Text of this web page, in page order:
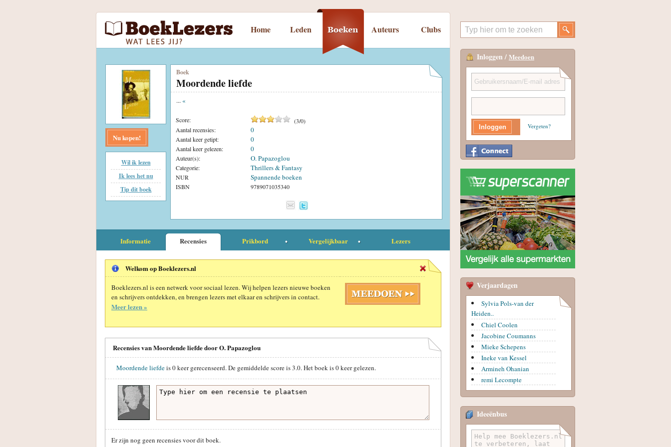
Home Leden Auteurs Clubs
Nu kopen!
Wil ik lezen
Ik lees het nu
Tip dit boek
Boek
Moordende liefde
... «
Score: (3/0)
Aantal recensies:
0
Aantal keer getipt: 0
Aantal keer gelezen: 0
Auteur(s): O. Papazoglou
Categorie: Thrillers & Fantasy
NUR Spannende boeken
ISBN 9789071035340
Informatie Recensies Prikbord Vergelijkbaar Lezers
Welkom op Boeklezers.nl
Boeklezers.nl is een netwerk voor sociaal lezen. Wij helpen lezers nieuwe boeken
en schrijvers ontdekken, en brengen lezers met elkaar en schrijvers in contact.
Meer lezen »
Recensies van Moordende liefde door O. Papazoglou
Moordende liefdeis0keer gerecenseerd. De gemiddelde score is3.0. Het boek is0keer gelezen.
Er zijn nog geen recensies voor dit boek.
Inloggen / Meedoen
Vergeten?
Verjaardagen
Sylvia Pols-van der
Heiden..
Chiel Coolen
Jacobine Coumanns
Mieke Schepens
Ineke van Kessel
Armineh Ohanian
remi Lecompte
Ideeënbus